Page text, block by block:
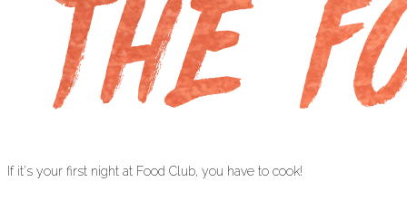
If it's your first night at Food Club, you have to cook!